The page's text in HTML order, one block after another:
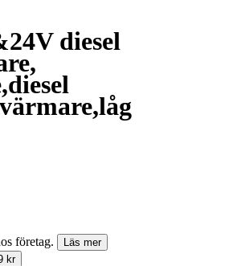
diesel
företag.
Läs mer
kr